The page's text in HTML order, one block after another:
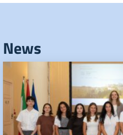
News